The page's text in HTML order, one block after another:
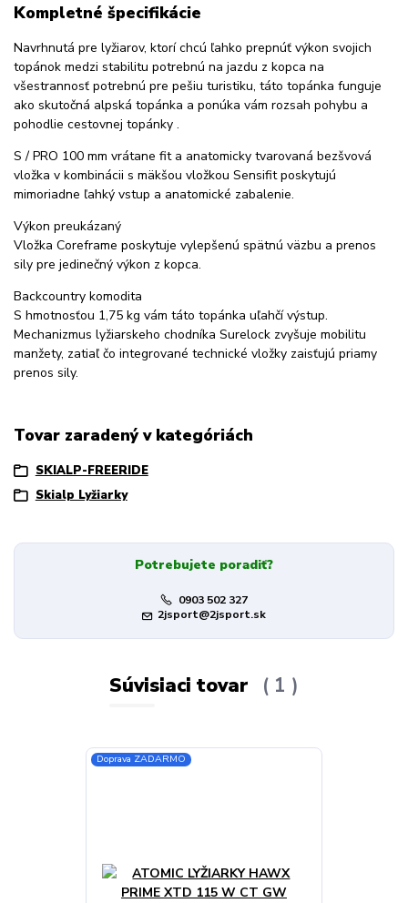
Kompletné špecifikácie
Navrhnutá pre lyžiarov, ktorí chcú ľahko prepnúť výkon svojich
topánok medzi stabilitu potrebnú na jazdu z kopca na
všestrannosť potrebnú pre pešiu turistiku, táto topánka funguje
ako skutočná alpská topánka a ponúka vám rozsah pohybu a
pohodlie cestovnej topánky .
S / PRO 100 mm vrátane fit a anatomicky tvarovaná bezšvová
vložka v kombinácii s mäkšou vložkou Sensifit poskytujú
mimoriadne ľahký vstup a anatomické zabalenie.
Výkon preukázaný
Vložka Coreframe poskytuje vylepšenú spätnú väzbu a prenos
sily pre jedinečný výkon z kopca.
Backcountry komodita
S hmotnosťou 1,75 kg vám táto topánka uľahčí výstup.
Mechanizmus lyžiarskeho chodníka Surelock zvyšuje mobilitu
manžety, zatiaľ čo integrované technické vložky zaisťujú priamy
prenos sily.
Tovar zaradený v kategóriách
SKIALP-FREERIDE
Skialp Lyžiarky
Potrebujete poradiť?
0903 502 327
2jsport@2jsport.sk
Súvisiaci tovar 1
Doprava ZADARMO